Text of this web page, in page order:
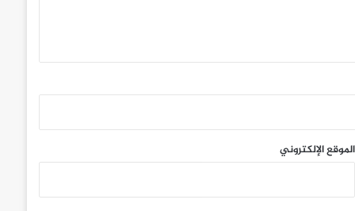
ا
ئ
الموقع الإلكتروني